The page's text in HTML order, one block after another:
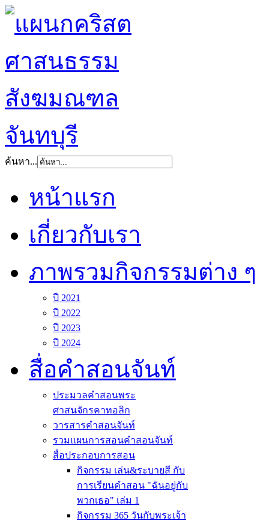
ค้นหา...
หน้าแรก
เกี่ยวกับเรา
ภาพรวมกิจกรรมต่าง ๆ
ปี 2021
ปี 2022
ปี 2023
ปี 2024
สื่อคำสอนจันท์
ประมวลคำสอนพระ
ศาสนจักรคาทอลิก
วารสารคำสอนจันท์
รวมแผนการสอนคำสอนจันท์
สื่อประกอบการสอน
กิจกรรม เล่น&ระบายสี กับ
การเรียนคำสอน "ฉันอยู่กับ
พวกเธอ" เล่ม 1
กิจกรรม 365 วันกับพระเจ้า